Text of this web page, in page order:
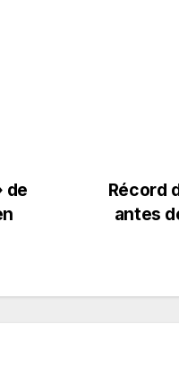
Récord
antes
de